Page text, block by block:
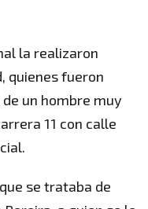
la realizaron
quienes fueron
un hombre muy
11 con calle
se trataba de